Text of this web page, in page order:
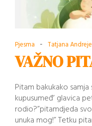
Pjesma - Tatjana
VAŽNO
Pitam bakukako samja
kupusumeđ’ glavica
rodio?”pitamdjeda
unuka mog!” Tetku